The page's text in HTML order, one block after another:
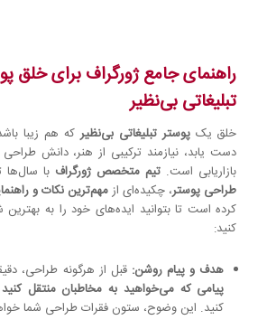
راهنمای جامع ژورگراف برای خلق
تبلیغاتی بی‌نظیر
خلق یکپوستر تبلیغاتی بی‌نظیرکه هم زیبا
دست یابد، نیازمند ترکیبی از هنر، دانش
بازاریابی است. تیم متخصص ژورگراف با سال‌ها
طراحی پوستر، چکیده‌ای ازمهم‌ترین نکات و
کرده است تا بتوانید ایده‌های خود را به
کنید:
هدف و پیام روشن: قبل از هرگونه طراحی،
پیامی که می‌خواهید به مخاطبان منتقل کنید
کنید. این وضوح، ستون فقرات طراحی شما